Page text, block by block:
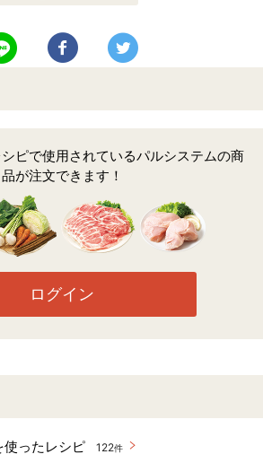
LINEで送る Facebookでシェアする
ピで使用されているパルシステムの商
品が注文できます！
ログイン
使ったレシピ 122件